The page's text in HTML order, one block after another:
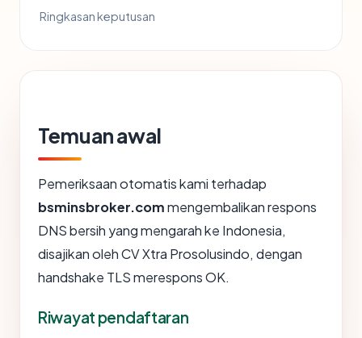
Ringkasan keputusan
Temuan awal
Pemeriksaan otomatis kami terhadap
bsminsbroker.commengembalikan respons
DNS bersih yang mengarah ke Indonesia,
disajikan oleh CV Xtra Prosolusindo, dengan
handshake TLS merespons OK.
Riwayat pendaftaran